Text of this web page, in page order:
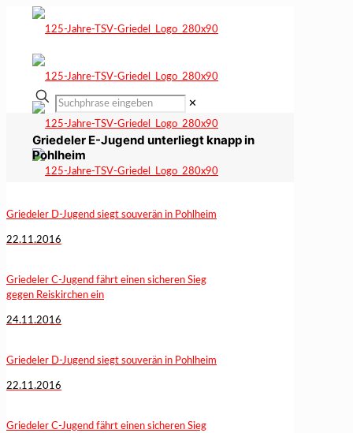
✕
Griedeler E-Jugend unterliegt knapp in
Pohlheim
Griedeler D-Jugend siegt souverän in Pohlheim
22.11.2016
Griedeler C-Jugend fährt einen sicheren Sieg
gegen Reiskirchen ein
24.11.2016
Griedeler D-Jugend siegt souverän in Pohlheim
22.11.2016
Griedeler C-Jugend fährt einen sicheren Sieg